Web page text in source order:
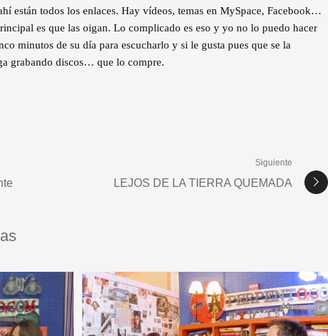
están todos los enlaces. Hay vídeos, temas en MySpace, Facebook…
es que las oigan. Lo complicado es eso y yo no lo puedo hacer
minutos de su día para escucharlo y si le gusta pues que se la
grabando discos… que lo compre.
Siguiente
LEJOS DE LA TIERRA QUEMADA